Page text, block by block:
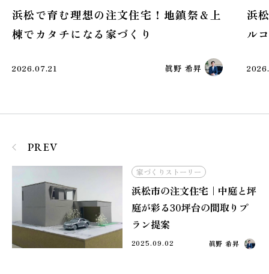
浜松で注文住宅を建てるなら！中庭とバ
ルコニーを活かす間取りの工夫
2026.06.21 野原詩音
浜
S
PREV
家づくりストーリー
浜松市の注文住宅｜中庭と坪
庭が彩る30坪台の間取りプ
ラン提案
2025.09.02 眞野 希昇